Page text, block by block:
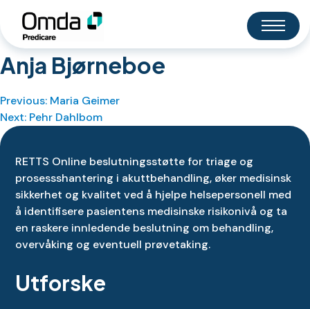
content
Anja Bjørneboe
Innleggsnavigasjon
Previous: Maria Geimer
Next: Pehr Dahlbom
RETTS Online beslutningsstøtte for triage og
prosessshantering i akuttbehandling, øker medisinsk
sikkerhet og kvalitet ved å hjelpe helsepersonell med
å identifisere pasientens medisinske risikonivå og ta
en raskere innledende beslutning om behandling,
overvåking og eventuell prøvetaking.
Utforske